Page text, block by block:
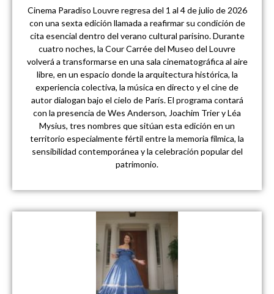
Cinema Paradiso Louvre regresa del 1 al 4 de julio de 2026
con una sexta edición llamada a reafirmar su condición de
cita esencial dentro del verano cultural parisino. Durante
cuatro noches, la Cour Carrée del Museo del Louvre
volverá a transformarse en una sala cinematográfica al aire
libre, en un espacio donde la arquitectura histórica, la
experiencia colectiva, la música en directo y el cine de
autor dialogan bajo el cielo de París. El programa contará
con la presencia de Wes Anderson, Joachim Trier y Léa
Mysius, tres nombres que sitúan esta edición en un
territorio especialmente fértil entre la memoria fílmica, la
sensibilidad contemporánea y la celebración popular del
patrimonio.